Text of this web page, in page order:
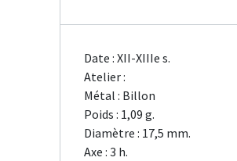
Date : XII-XIIIe s.
Atelier :
Métal : Billon
Poids : 1,09 g.
Diamètre : 17,5 mm.
Axe : 3 h.